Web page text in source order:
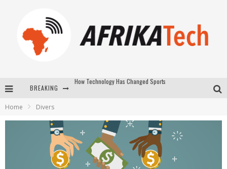
BREAKING
How Technology Has Changed Sports
Home Divers